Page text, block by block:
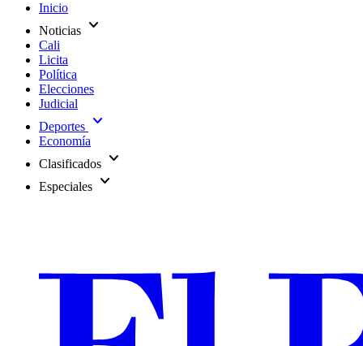
Inicio
Noticias expand_more
Cali
Licita
Política
Elecciones
Judicial
Deportes expand_more
Economía
Clasificados expand_more
Especiales expand_more